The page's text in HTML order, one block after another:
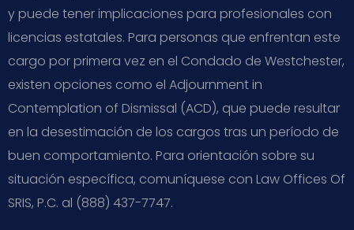
y puede tener implicaciones para profesionales con
licencias estatales. Para personas que enfrentan este
cargo por primera vez en el Condado de Westchester,
existen opciones como el Adjournment in
Contemplation of Dismissal (ACD), que puede resultar
en la desestimación de los cargos tras un período de
buen comportamiento. Para orientación sobre su
situación específica, comuníquese con Law Offices Of
SRIS, P.C. al (888) 437-7747.